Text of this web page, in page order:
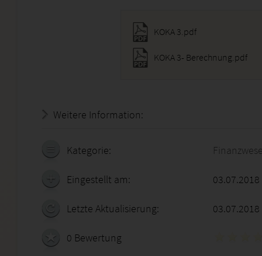
KOKA 3.pdf
KOKA 3- Berechnung.pdf
Weitere Information:
Kategorie:
Eingestellt am:
Letzte Aktualisierung: 03.07.2018
0 Bewertung